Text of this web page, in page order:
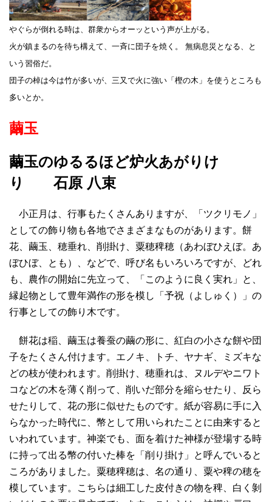
やぐらが倒れる時は、群衆からオーッという声が上がる。
火が鎮まるのを待ち構えて、一斉に団子を焼く。 無病息災となる、と
いう習俗だ。
団子の棹は今は竹が多いが、三又で火に強い「樫の木」を使うところも
多いとか。
繭玉
繭玉のゆるるほど炉火あがりけ
り 石原 八束
小正月は、行事もたくさんありますが、「ツクリモノ」
としての飾り物も各地でさまざまなものがあります。餅
花、繭玉、穂垂れ、削掛け、粟穂稗穂（あわぼひえぼ。あ
ぼひぼ、とも）、などで、呼び名もいろいろですが、どれ
も、農作の開始に先立って、「このように良く実れ」と、
縁起物として豊年満作の形を模し「予祝（よしゅく）」の
行事としての飾り木です。
餅花は稲、繭玉は養蚕の繭の形に、紅白の小さな餅や団
子をたくさん付けます。エノキ、トチ、ヤナギ、ミズキな
どの枝が使われます。削掛け、穂垂れは、ヌルデやニワト
コなどの木を薄く削って、削いだ部分を縮らせたり、反ら
せたりして、花の形に似せたものです。紙が容易に手に入
らなかった時代に、幣として用いられたことに由来すると
いわれています。神楽でも、面を着けた神様が登場する時
に持って出る幣の付いた棒を「削り掛け」と呼んでいると
ころがありました。粟穂稗穂は、名の通り、粟や稗の穂を
模しています。こちらは細工した皮付きの物を稗、白く剝